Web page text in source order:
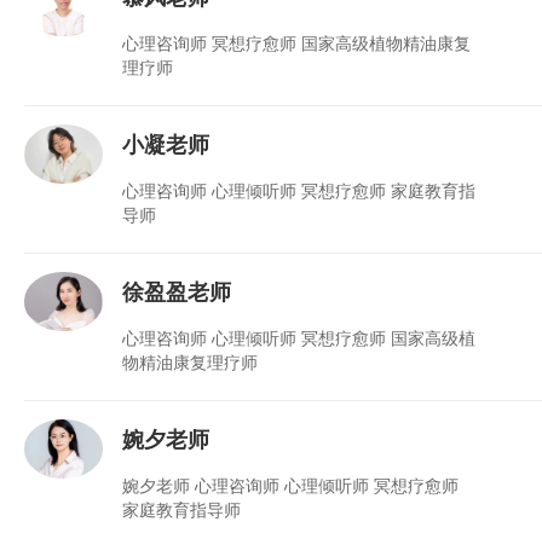
心理咨询师 冥想疗愈师 国家高级植物精油康复
理疗师
小凝老师
心理咨询师 心理倾听师 冥想疗愈师 家庭教育指
导师
徐盈盈老师
心理咨询师 心理倾听师 冥想疗愈师 国家高级植
物精油康复理疗师
婉夕老师
婉夕老师 心理咨询师 心理倾听师 冥想疗愈师
家庭教育指导师